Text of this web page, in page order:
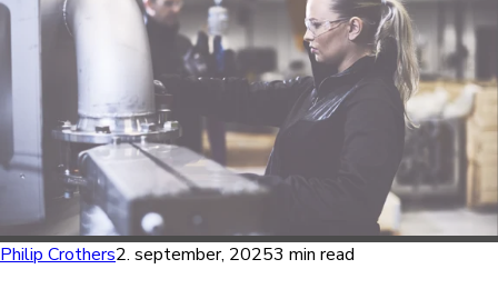
Philip Crothers2. september, 20253 min read